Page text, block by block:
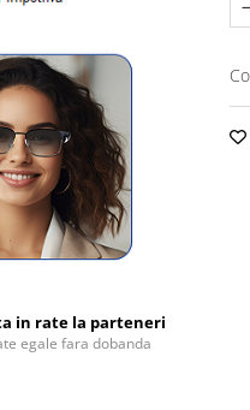
in rate la parteneri
egale fara dobanda